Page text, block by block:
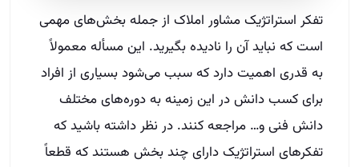
تفکر استراتژیک مشاور املاک از جمله بخش‌های مهمی
است که نباید آن را نادیده بگیرید. این مسأله معمولاً
به قدری اهمیت دارد که سبب می‌شود بسیاری از افراد
برای کسب دانش در این زمینه به دوره‌های مختلف
دانش فنی و… مراجعه کنند. در نظر داشته باشید که
تفکر‌های استراتژیک دارای چند بخش هستند که قطعاً